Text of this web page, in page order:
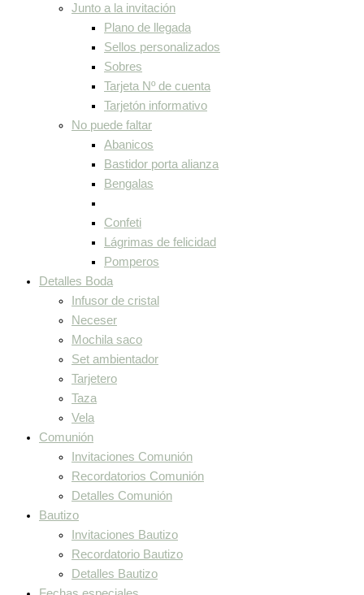
Junto a la invitación
Plano de llegada
Sellos personalizados
Sobres
Tarjeta Nº de cuenta
Tarjetón informativo
No puede faltar
Abanicos
Bastidor porta alianza
Bengalas
Confeti
Lágrimas de felicidad
Pomperos
Detalles Boda
Infusor de cristal
Neceser
Mochila saco
Set ambientador
Tarjetero
Taza
Vela
Comunión
Invitaciones Comunión
Recordatorios Comunión
Detalles Comunión
Bautizo
Invitaciones Bautizo
Recordatorio Bautizo
Detalles Bautizo